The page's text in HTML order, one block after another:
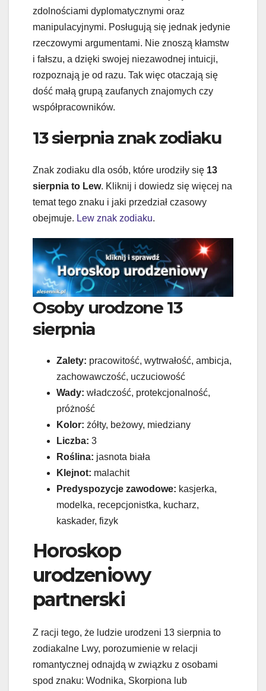
zdolnościami dyplomatycznymi oraz
manipulacyjnymi. Posługują się jednak jedynie
rzeczowymi argumentami. Nie znoszą kłamstw
i fałszu, a dzięki swojej niezawodnej intuicji,
rozpoznają je od razu. Tak więc otaczają się
dość małą grupą zaufanych znajomych czy
współpracowników.
13 sierpnia znak zodiaku
Znak zodiaku dla osób, które urodziły się 13
sierpnia to Lew. Kliknij i dowiedz się więcej na
temat tego znaku i jaki przedział czasowy
obejmuje. Lew znak zodiaku.
Osoby urodzone 13
sierpnia
Zalety: pracowitość, wytrwałość, ambicja,
zachowawczość, uczuciowość
Wady: władczość, protekcjonalność,
próżność
Kolor: żółty, beżowy, miedziany
Liczba: 3
Roślina: jasnota biała
Klejnot: malachit
Predyspozycje zawodowe: kasjerka,
modelka, recepcjonistka, kucharz,
kaskader, fizyk
Horoskop
urodzeniowy
partnerski
Z racji tego, że ludzie urodzeni 13 sierpnia to
zodiakalne Lwy, porozumienie w relacji
romantycznej odnajdą w związku z osobami
spod znaku: Wodnika, Skorpiona lub